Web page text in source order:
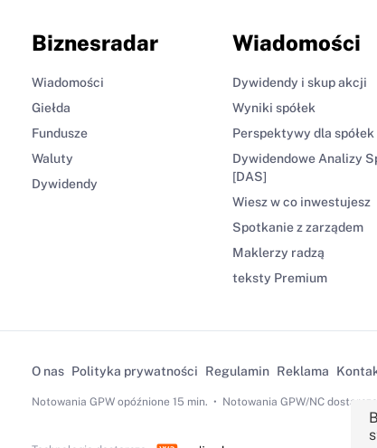
Biznesradar
Wiadomości
Giełda
Fundusze
Waluty
Dywidendy
Wiadomości
Dywidendy i skup akcji
Wyniki spółek
Perspektywy dla spółek
Dywidendowe Analizy
[DAS]
Wiesz w co inwestujesz
Spotkanie z zarządem
Maklerzy radzą
teksty Premium
O nas Polityka prywatności Regulamin Reklama
Notowania GPWopóźnione 15 min. Notowania GPW/NC dostarcza